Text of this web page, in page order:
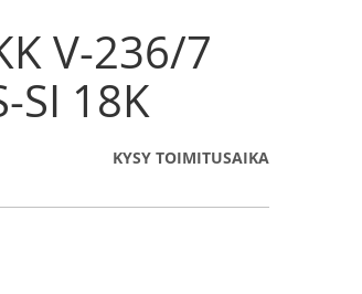
V-236/7
SI 18K
KYSY TOIMITUSAIKA